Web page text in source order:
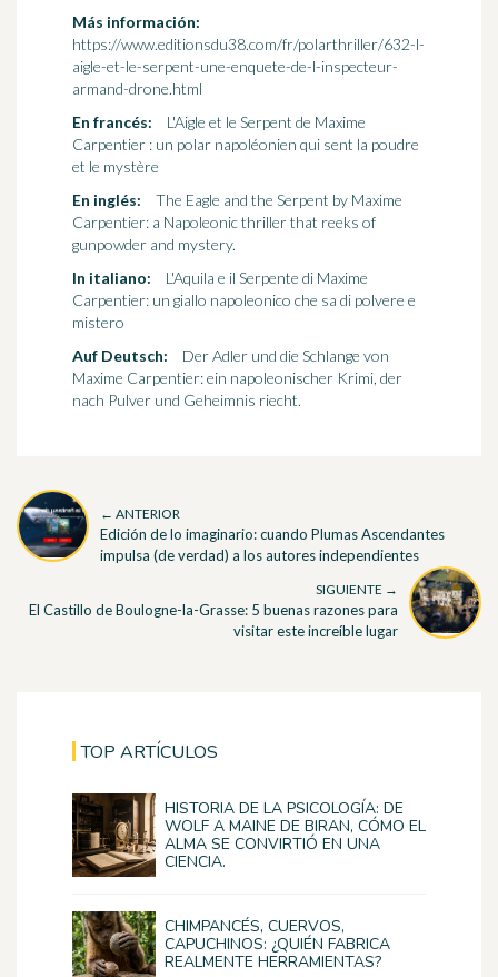
Más información:
https://www.editionsdu38.com/fr/polarthriller/632-l-
aigle-et-le-serpent-une-enquete-de-l-inspecteur-
armand-drone.html
En francés:
L'Aigle et le Serpent de Maxime
Carpentier : un polar napoléonien qui sent la poudre
et le mystère
En inglés:
The Eagle and the Serpent by Maxime
Carpentier: a Napoleonic thriller that reeks of
gunpowder and mystery.
In italiano:
L'Aquila e il Serpente di Maxime
Carpentier: un giallo napoleonico che sa di polvere e
mistero
Auf Deutsch:
Der Adler und die Schlange von
Maxime Carpentier: ein napoleonischer Krimi, der
nach Pulver und Geheimnis riecht.
← ANTERIOR
Edición de lo imaginario: cuando Plumas Ascendantes
impulsa (de verdad) a los autores independientes
SIGUIENTE →
El Castillo de Boulogne-la-Grasse: 5 buenas razones para
visitar este increíble lugar
TOP ARTÍCULOS
HISTORIA DE LA PSICOLOGÍA: DE
WOLF A MAINE DE BIRAN, CÓMO EL
ALMA SE CONVIRTIÓ EN UNA
CIENCIA.
CHIMPANCÉS, CUERVOS,
CAPUCHINOS: ¿QUIÉN FABRICA
REALMENTE HERRAMIENTAS?